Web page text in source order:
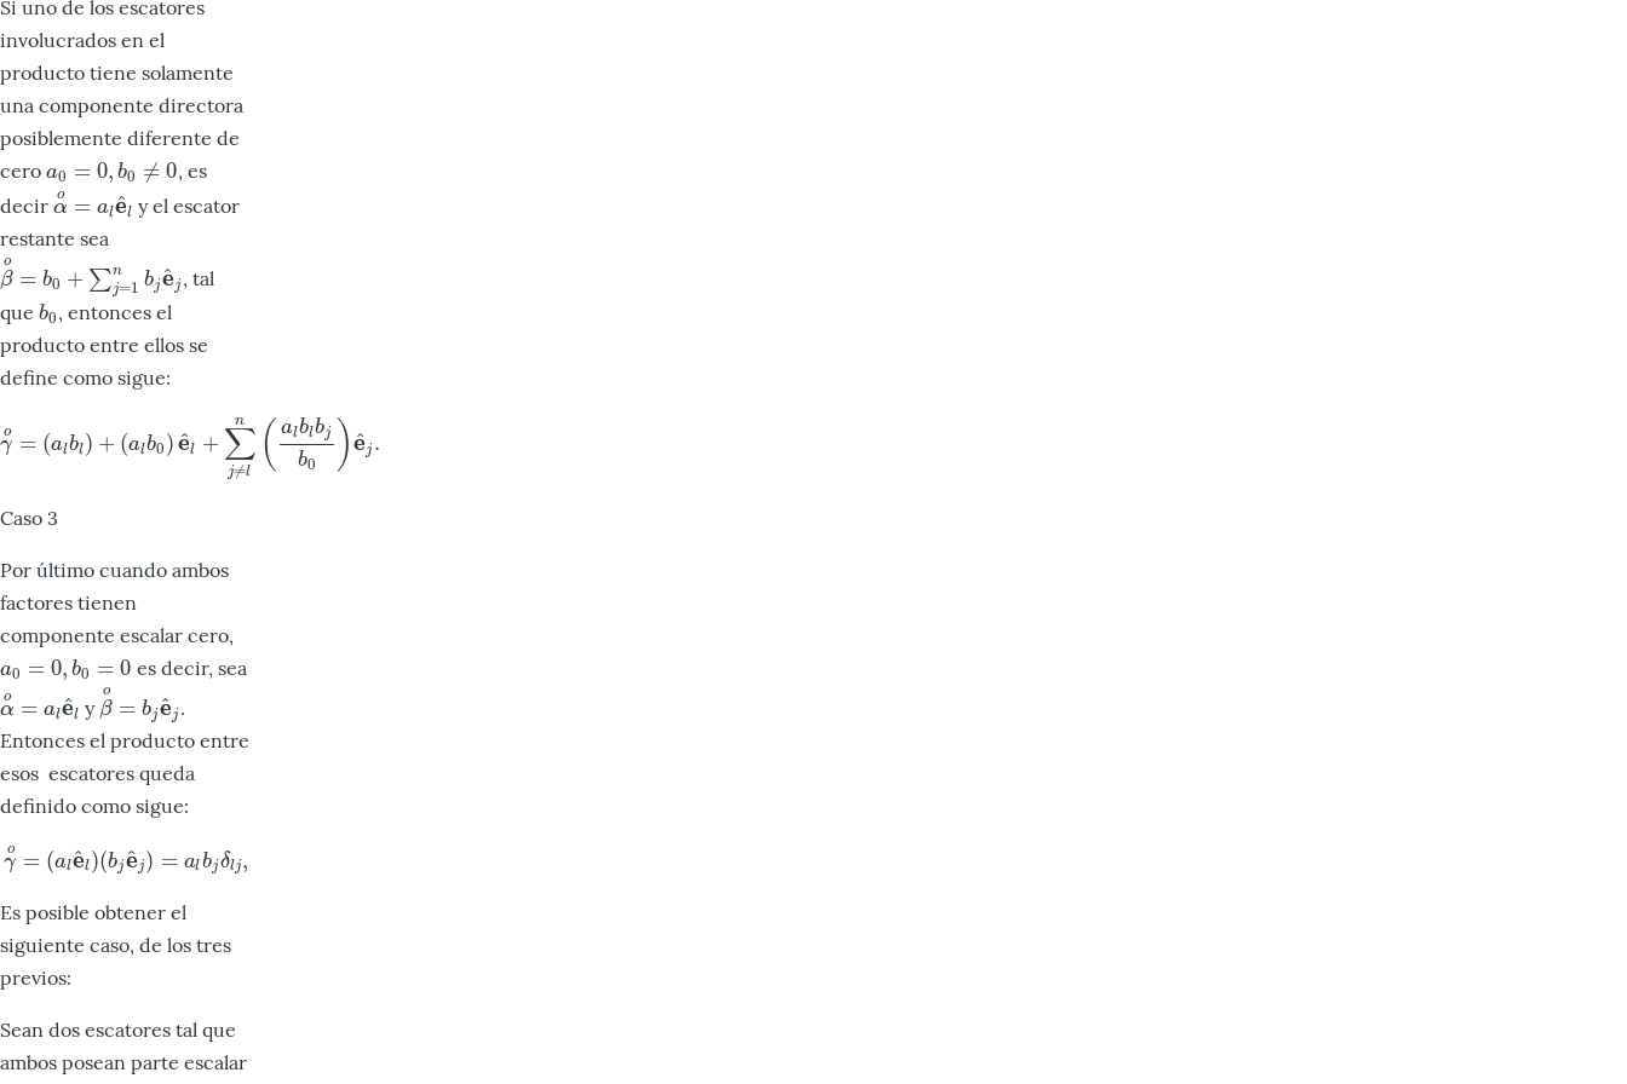
Si uno de los escatores
involucrados en el
producto tiene solamente
una componente directora
posiblemente diferente de
cero a0 = 0, b0 ≠ 0
a0 =0 b0≠0
, es
decir α
o = ale
^l
αo=a le^l y el escator
restante sea
β
o
= b0 + ∑n
j=1 bje
^j
βo =b 0+ ∑j= 1nbje ^j
, tal
que b0
b0, entonces el
producto entre ellos se
define como sigue:
γ
o = (albl) + (alb0) e
^l + ∑
j≠l
n ( alblbj
b0 )e
^j .
γo=(alb l) +(alb0)e ^l+ ∑j≠ ln b bjb0)e^ .
Caso 3
Por último cuando ambos
factores tienen
componente escalar cero,
a0 = 0, b0 = 0
a0 =0 b0=0 es decir, sea
α
o = ale
^l
αo=a le^l y β
o
= bje
^j
βo=bje^j .
Entonces el producto entre
esos escatores queda
definido como sigue:
γ
o = (ale
^l)(bje
^j ) = albjδlj,
γo =(ale^l)(bje^ j)= albjδlj,
Es posible obtener el
siguiente caso, de los tres
previos:
Sean dos escatores tal que
ambos posean parte escalar